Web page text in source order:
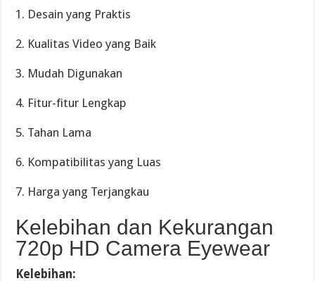
1. Desain yang Praktis
2. Kualitas Video yang Baik
3. Mudah Digunakan
4. Fitur-fitur Lengkap
5. Tahan Lama
6. Kompatibilitas yang Luas
7. Harga yang Terjangkau
Kelebihan dan Kekurangan
720p HD Camera Eyewear
Kelebihan: